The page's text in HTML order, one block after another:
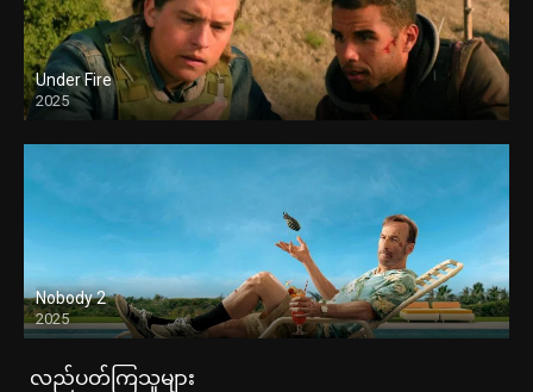
Under Fire
2025
Nobody 2
2025
လည်ပတ်ကြသူများ